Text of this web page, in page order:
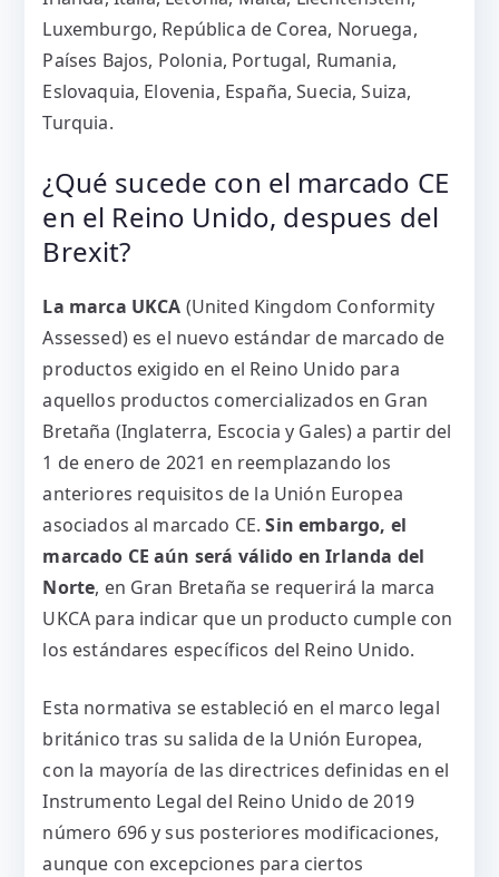
Luxemburgo, República de Corea, Noruega,
Países Bajos, Polonia, Portugal, Rumania,
Eslovaquia, Elovenia, España, Suecia, Suiza,
Turquia.
¿Qué sucede con el marcado CE
en el Reino Unido, despues del
Brexit?
La marca UKCA (United Kingdom Conformity
Assessed) es el nuevo estándar de marcado de
productos exigido en el Reino Unido para
aquellos productos comercializados en Gran
Bretaña (Inglaterra, Escocia y Gales) a partir del
1 de enero de 2021 en reemplazando los
anteriores requisitos de la Unión Europea
asociados al marcado CE.Sin embargo, el
marcado CE aún será válido en Irlanda del
Norte, en Gran Bretaña se requerirá la marca
UKCA para indicar que un producto cumple con
los estándares específicos del Reino Unido.
Esta normativa se estableció en el marco legal
británico tras su salida de la Unión Europea,
con la mayoría de las directrices definidas en el
Instrumento Legal del Reino Unido de 2019
número 696 y sus posteriores modificaciones,
aunque con excepciones para ciertos